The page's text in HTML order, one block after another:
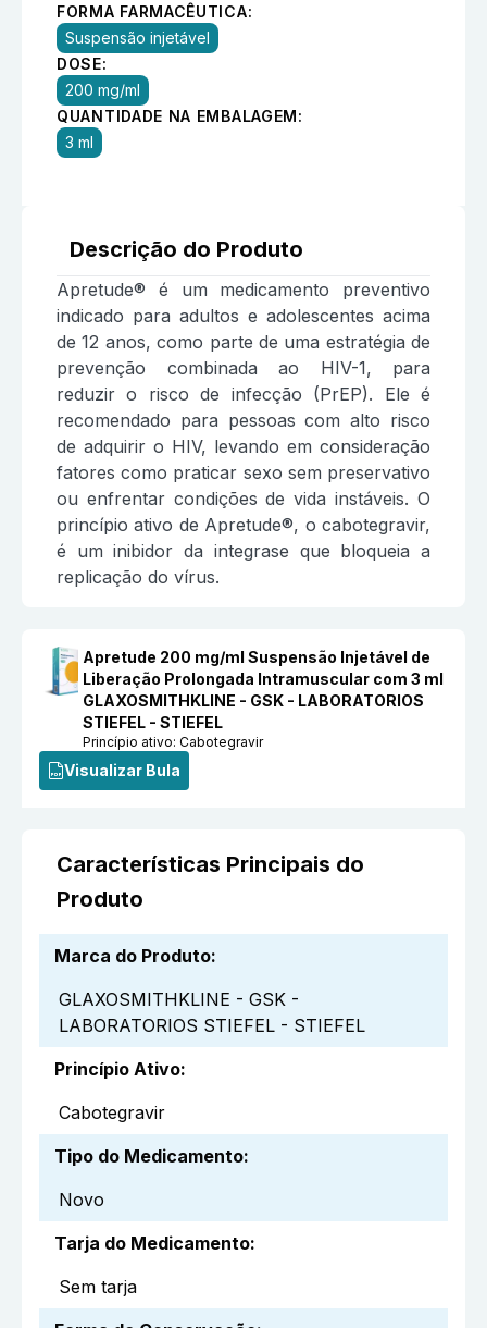
FORMA FARMACÊUTICA:
Suspensão injetável
DOSE:
200 mg/ml
QUANTIDADE NA EMBALAGEM:
3 ml
Descrição do Produto
Apretude® é um medicamento preventivo
indicado para adultos e adolescentes acima
de 12 anos, como parte de uma estratégia de
prevenção combinada ao HIV-1, para
reduzir o risco de infecção (PrEP). Ele é
recomendado para pessoas com alto risco
de adquirir o HIV, levando em consideração
fatores como praticar sexo sem preservativo
ou enfrentar condições de vida instáveis. O
princípio ativo de Apretude®, o cabotegravir,
é um inibidor da integrase que bloqueia a
replicação do vírus.
Apretude 200 mg/ml Suspensão Injetável de
Liberação Prolongada Intramuscular com 3 ml
GLAXOSMITHKLINE - GSK - LABORATORIOS
STIEFEL - STIEFEL
Princípio ativo:Cabotegravir
Visualizar Bula
Características Principais do
Produto
Marca do Produto:
GLAXOSMITHKLINE - GSK -
LABORATORIOS STIEFEL - STIEFEL
Princípio Ativo:
Cabotegravir
Tipo do Medicamento:
Novo
Tarja do Medicamento:
Sem tarja